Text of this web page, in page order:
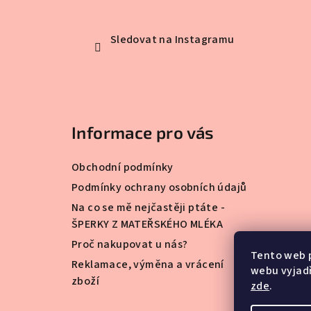
Tento web
webu
zde.
Sledovat na Instagramu
Informace pro vás
Obchodní podmínky
Podmínky ochrany osobních údajů
Na co se mě nejčastěji ptáte -
ŠPERKY Z MATEŘSKÉHO MLÉKA
Proč nakupovat u nás?
Reklamace, výměna a vrácení
zboží